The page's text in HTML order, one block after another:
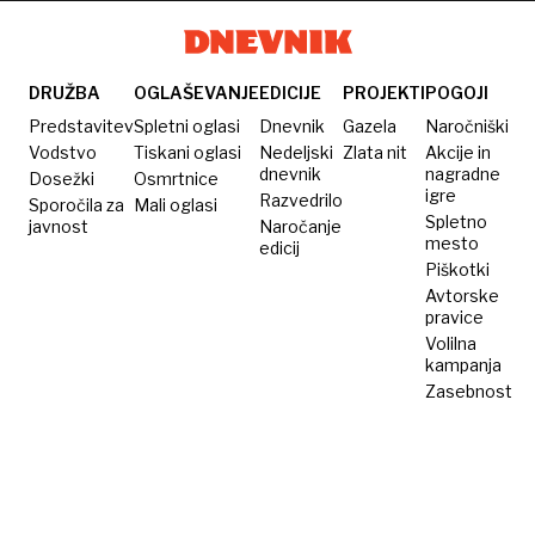
denar
vrnil
in
gotovino
dolarjev
DRUŽBA
Predstavitev
Vodstvo
Dosežki
Sporočila za
javnost
OGLAŠEVANJE
Spletni oglasi
Tiskani oglasi
Osmrtnice
Mali oglasi
EDICIJE
Dnevnik
Nedeljski
dnevnik
Razvedrilo
Naročanje
edicij
PROJEKTI
Gazela
Zlata nit
POGOJI
Naročniški
Akcije in
nagradne
igre
Spletno
mesto
Piškotki
Avtorske
pravice
Volilna
kampanja
Zasebnost